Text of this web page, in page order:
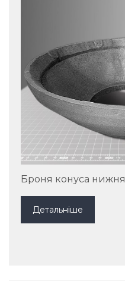
Броня конуса нижня
Детальніше